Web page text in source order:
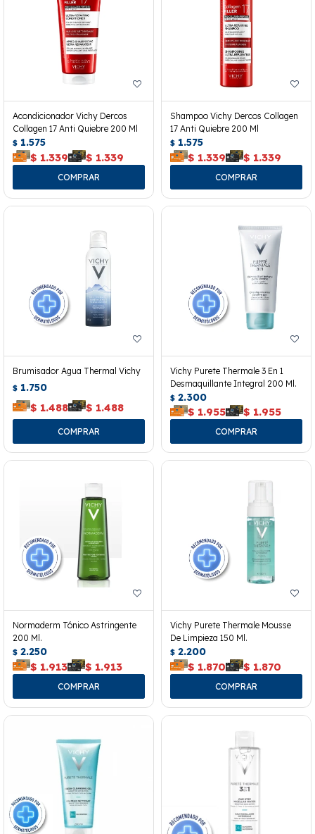
Acondicionador Vichy Dercos
Collagen 17 Anti Quiebre 200 Ml
$ 1.575
$ 1.339 $ 1.339
Shampoo Vichy Dercos Collagen
17 Anti Quiebre 200 Ml
$ 1.575
$ 1.339 $ 1.339
Brumisador Agua Thermal Vichy
$ 1.750
$ 1.488 $ 1.488
Vichy Purete Thermale 3 En 1
Desmaquillante Integral 200 Ml.
$ 2.300
$ 1.955 $ 1.955
Normaderm Tónico Astringente
200 Ml.
$ 2.250
$ 1.913 $ 1.913
Vichy Purete Thermale Mousse
De Limpieza 150 Ml.
$ 2.200
$ 1.870 $ 1.870